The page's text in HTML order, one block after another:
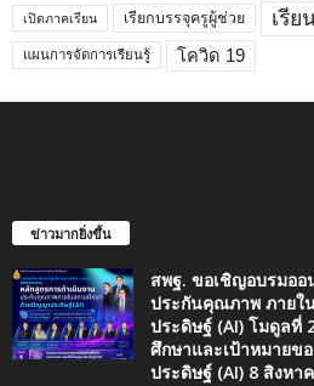
เปิดภาคเรียน เรียกบรรจุครูผู้ช่วย เรี
แผนการจัดการเรียนรู้ โควิด 19
ข่าวมากยิ่งขึ้น
สพฐ. ขอเชิญอบรมออ
ประกันคุณภาพ ภายใ
ประดิษฐ์ (AI) โมดูลที่
ศึกษาและเป้าหมายข
ประดิษฐ์ (AI) 8 สิงหา